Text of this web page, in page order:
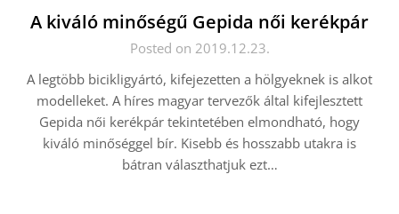
A kiváló minőségű Gepida női kerékpár
Posted on 2019.12.23.
A legtöbb bicikligyártó, kifejezetten a hölgyeknek is alkot
modelleket. A híres magyar tervezők által kifejlesztett
Gepida női kerékpár tekintetében elmondható, hogy
kiváló minőséggel bír. Kisebb és hosszabb utakra is
bátran választhatjuk ezt…